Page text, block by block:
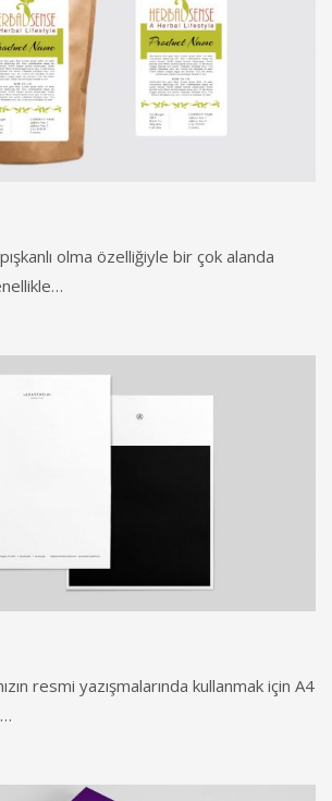
olma özelliğiyle bir çok alanda
resmi yazışmalarında kullanmak için A4